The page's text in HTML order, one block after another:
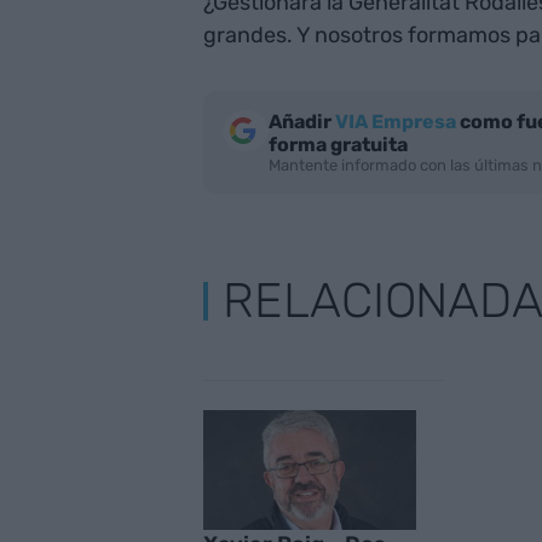
grandes. Y nosotros formamos
AñadirVIA Empresacomo
forma gratuita
Mantente informado con las últimas